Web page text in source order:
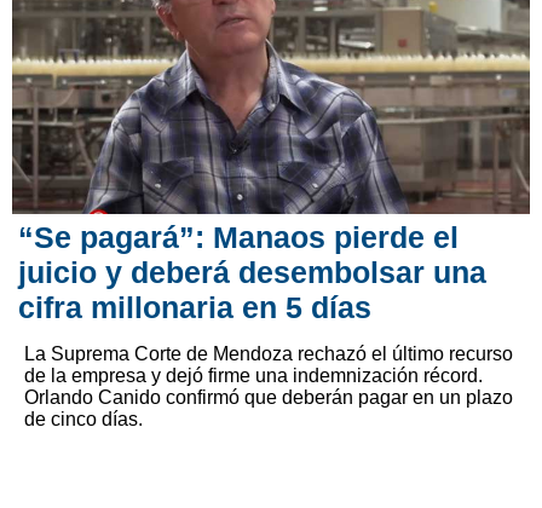
“Se pagará”: Manaos pierde el
juicio y deberá desembolsar una
cifra millonaria en 5 días
La Suprema Corte de Mendoza rechazó el último recurso
de la empresa y dejó firme una indemnización récord.
Orlando Canido confirmó que deberán pagar en un plazo
de cinco días.